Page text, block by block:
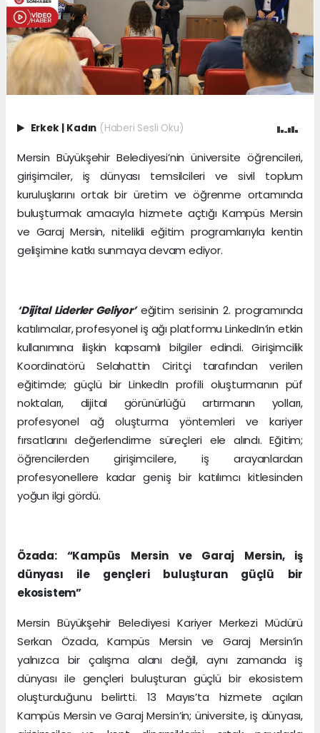
Erkek | Kadın (Haberi Sesli Oku)
Mersin Büyükşehir Belediyesi’nin üniversite öğrencileri,
girişimciler, iş dünyası temsilcileri ve sivil toplum
kuruluşlarını ortak bir üretim ve öğrenme ortamında
buluşturmak amacıyla hizmete açtığı Kampüs Mersin
ve Garaj Mersin, nitelikli eğitim programlarıyla kentin
gelişimine katkı sunmaya devam ediyor.
‘Dijital Liderler Geliyor’eğitim serisinin 2. programında
katılımcılar, profesyonel iş ağı platformu LinkedIn’in etkin
kullanımına ilişkin kapsamlı bilgiler edindi. Girişimcilik
Koordinatörü Selahattin Ciritçi tarafından verilen
eğitimde; güçlü bir LinkedIn profili oluşturmanın püf
noktaları, dijital görünürlüğü artırmanın yolları,
profesyonel ağ oluşturma yöntemleri ve kariyer
fırsatlarını değerlendirme süreçleri ele alındı. Eğitim;
öğrencilerden girişimcilere, iş arayanlardan
profesyonellere kadar geniş bir katılımcı kitlesinden
yoğun ilgi gördü.
Özada: “Kampüs Mersin ve Garaj Mersin, iş
dünyası ile gençleri buluşturan güçlü bir
ekosistem”
Mersin Büyükşehir Belediyesi Kariyer Merkezi Müdürü
Serkan Özada, Kampüs Mersin ve Garaj Mersin’in
yalnızca bir çalışma alanı değil, aynı zamanda iş
dünyası ile gençleri buluşturan güçlü bir ekosistem
oluşturduğunu belirtti. 13 Mayıs’ta hizmete açılan
Kampüs Mersin ve Garaj Mersin’in; üniversite, iş dünyası,